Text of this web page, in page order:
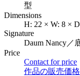
型
Dimensions
H: 22 × W: 8 ×
Signature
Daum Nancy／
Price
Contact for price
作品の販売価